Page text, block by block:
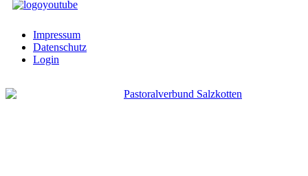
Impressum
Datenschutz
Login